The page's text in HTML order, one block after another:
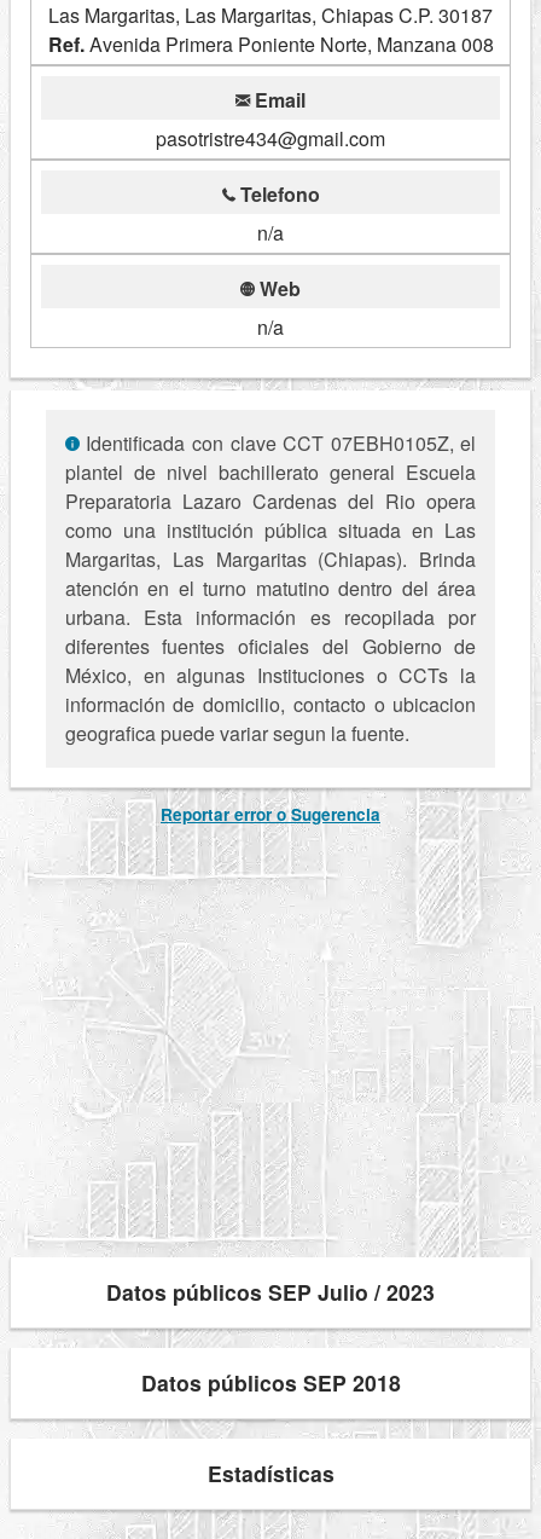
Las Margaritas, Las Margaritas, Chiapas C.P. 30187
Ref.Avenida Primera Poniente Norte, Manzana 008
Email
pasotristre434@gmail.com
Telefono
n/a
Web
n/a
Identificada con clave CCT 07EBH0105Z, el
plantel de nivel bachillerato general Escuela
Preparatoria Lazaro Cardenas del Rio opera
como una institución pública situada en Las
Margaritas, Las Margaritas (Chiapas). Brinda
atención en el turno matutino dentro del área
urbana. Esta información es recopilada por
diferentes fuentes oficiales del Gobierno de
México, en algunas Instituciones o CCTs la
información de domicilio, contacto o ubicacion
geografica puede variar segun la fuente.
Reportar error o Sugerencia
Datos públicos SEP Julio / 2023
Datos públicos SEP 2018
Estadísticas